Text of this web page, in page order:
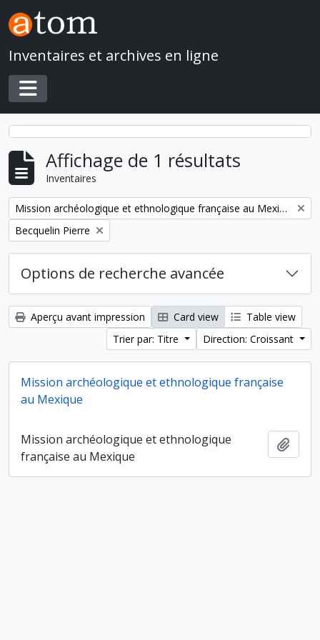
Skip to main content
Inventaires et archives en ligne
Toggle navigation
Affichage de 1 résultats
Inventaires
Remove filter:
Mission archéologique et ethnologique française au Mexique
Remove filter:
Becquelin Pierre
Options de recherche avancée
Aperçu avant impression Card view
Table view
Trier par: Titre
Direction: Croissant
Mission archéologique et ethnologique française
au Mexique
Mission archéologique et ethnologique
française au Mexique